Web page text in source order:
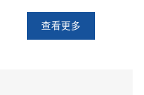
用途： 旋塞阀试验箱是各类燃
气具、家电、科研等领域的测
查看更多